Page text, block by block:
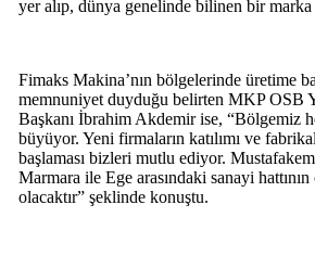
yer alıp, dünya genelinde bilinen bir marka
Fimaks Makina’nın bölgelerinde üretime
memnuniyet duyduğu belirten MKP OSB
Başkanı İbrahim Akdemir ise, “Bölgemiz
büyüyor. Yeni firmaların katılımı ve
başlaması bizleri mutlu ediyor.
Marmara ile Ege arasındaki sanayi
olacaktır” şeklinde konuştu.